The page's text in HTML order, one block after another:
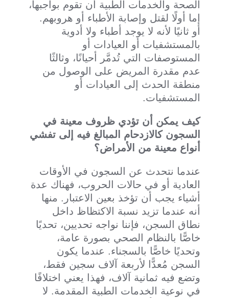
الصحة والخدمات الطبية أن تقوم بواجبها،
إما أولًا لقتل وإصابة الأطباء أو هروبهم.
أو ثانيًا لأنه لا يوجد أطباء ولا أدوية
بالمستشفيات أو العيادات أو
المستوصفات التي تُدمَّر أحيانًا، وثالثًا
عدم مقدرة المريض على الوصول من
منطقة الحدث إلى العيادات أو
المستشفيات.
كيف يمكن أن تؤدي ظروف معينة في
السجون كالازدحام المبالغ فيه إلى تفشي
أنواع معينة من الأمراض؟
عندما نتحدث عن السجون في الأوقات
العادية أو في حالات الحروب، فهناك عدة
أشياء يجب أن تؤخذ بعين الاعتبار. منها
أنه عندما تزيد نسبة الاكتظاظ داخل
نطاق السجن، فإننا نواجه تحديين، تحديًا
خاصًّا بالنظام الصحي بصورة عامة،
وتحديًا خاصًّا بالسجناء. عندما يكون
السجن مُعدًّا لأربعة آلاف سجين فقط،
وتضع فيه ثمانية آلاف، فهذا يعني اختلافًا
في نوعية الخدمات الطبية المقدمة. لا